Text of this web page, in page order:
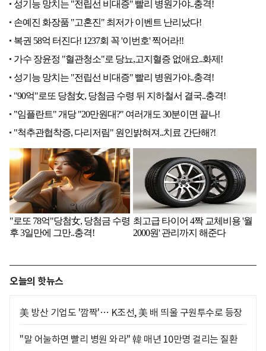
오늘의 핫뉴스
美 방산 기업도 '깜짝'… K조선, 美 배 띄울 구원투수로 등장
"말 어눌하면 빨리 병원 와라" 韓 매년 10만명 걸리는 질환